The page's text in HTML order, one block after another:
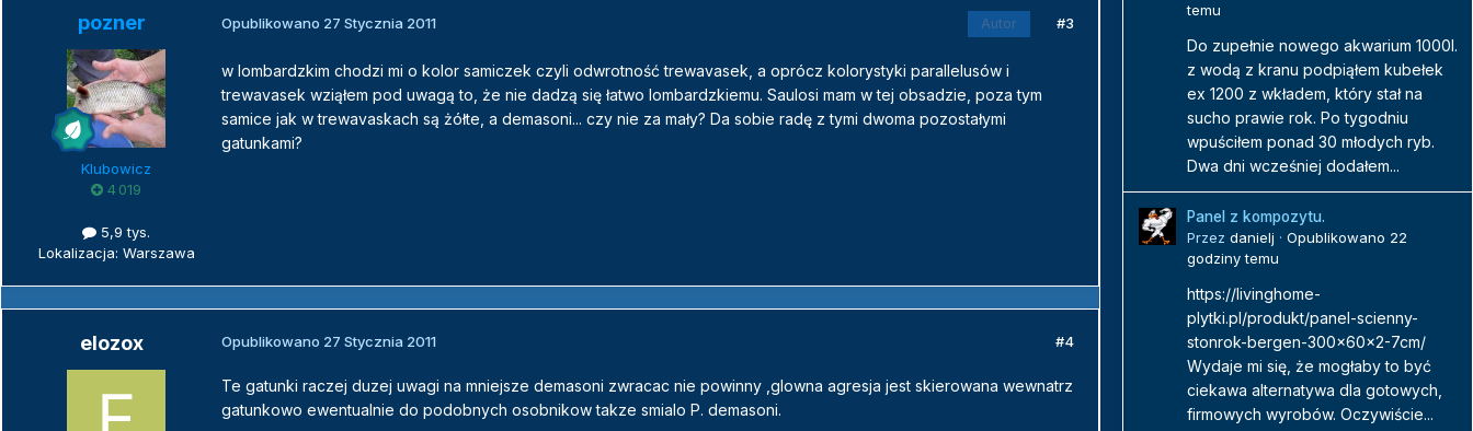
pozner
Klubowicz
4 019
5,9 tys.
Lokalizacja: Warszawa
Autor #3
Opublikowano 27 Stycznia 2011
w lombardzkim chodzi mi o kolor samiczek czyli odwrotność trewavasek, a oprócz kolorystyki parallelusów i
trewavasek wziąłem pod uwagą to, że nie dadzą się łatwo lombardzkiemu. Saulosi mam w tej obsadzie, poza tym
samice jak w trewavaskach są żółte, a demasoni... czy nie za mały? Da sobie radę z tymi dwoma pozostałymi
gatunkami?
elozox #4
Opublikowano 27 Stycznia 2011
Te gatunki raczej duzej uwagi na mniejsze demasoni zwracac nie powinny ,glowna agresja jest skierowana wewnatrz
gatunkowo ewentualnie do podobnych osobnikow takze smialo P. demasoni.
temu
Do zupełnie nowego akwarium 1000l.
z wodą z kranu podpiąłem kubełek
ex 1200 z wkładem, który stał na
sucho prawie rok. Po tygodniu
wpuściłem ponad 30 młodych ryb.
Dwa dni wcześniej dodałem...
Panel z kompozytu.
Przez danielj · Opublikowano 22
godziny temu
https://livinghome-
plytki.pl/produkt/panel-scienny-
stonrok-bergen-300x60x2-7cm/
Wydaje mi się, że mogłaby to być
ciekawa alternatywa dla gotowych,
firmowych wyrobów. Oczywiście...